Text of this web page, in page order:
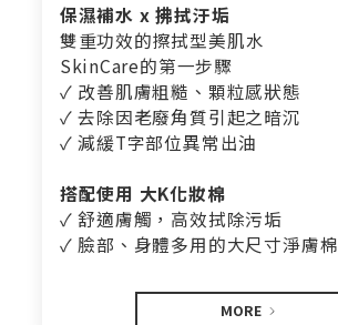
保濕補水 x 拂拭汙垢
雙重功效的擦拭型美肌水
SkinCare的第一步驟
✓ 改善肌膚粗糙、顆粒感狀態
✓ 去除因老廢角質引起之暗沉
✓ 減緩T字部位異常出油
搭配使用 大K化妝棉
✓ 舒適膚觸，高效拭除污垢
✓ 臉部、身體多用的大尺寸淨膚棉
MORE